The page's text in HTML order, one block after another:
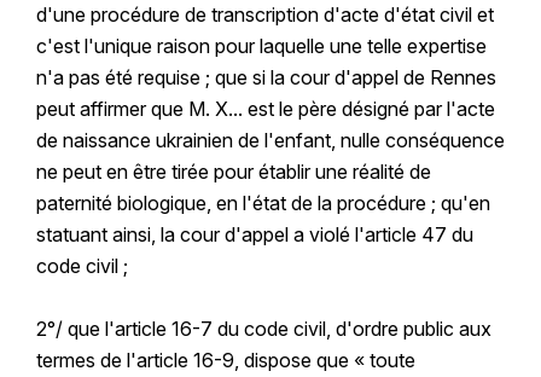
d'une procédure de transcription d'acte d'état civil et
c'est l'unique raison pour laquelle une telle expertise
n'a pas été requise ; que si la cour d'appel de Rennes
peut affirmer que M. X... est le père désigné par l'acte
de naissance ukrainien de l'enfant, nulle conséquence
ne peut en être tirée pour établir une réalité de
paternité biologique, en l'état de la procédure ; qu'en
statuant ainsi, la cour d'appel a violé l'article 47 du
code civil ;
2°/ que l'article 16-7 du code civil, d'ordre public aux
termes de l'article 16-9, dispose que « toute